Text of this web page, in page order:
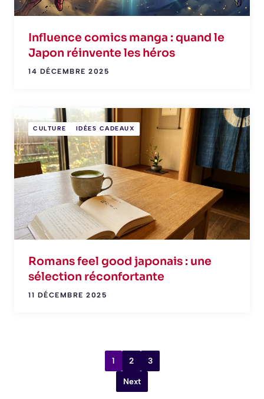
Influence comics manga : quand le
Japon réinvente les héros
14 DÉCEMBRE 2025
CULTURE IDÉES CADEAUX
Romans feel good japonais : une
sélection réconfortante
11 DÉCEMBRE 2025
1 2 3
Next